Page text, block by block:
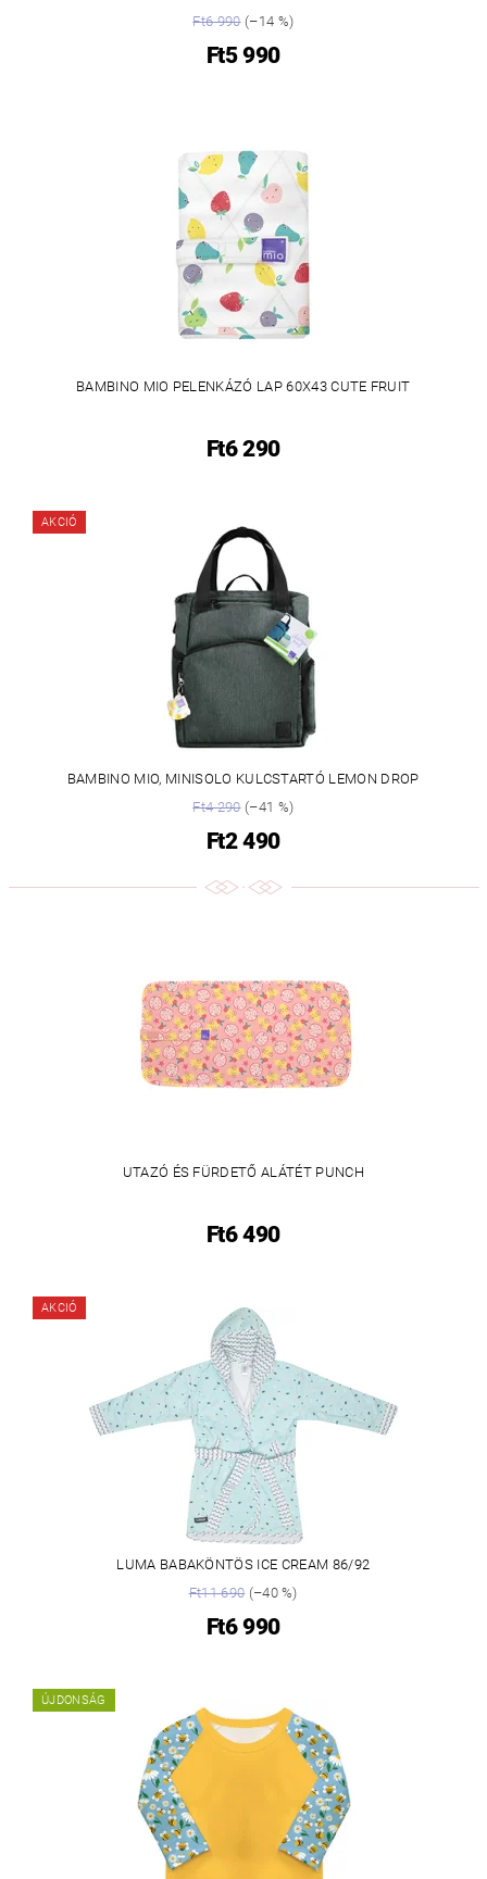
Ft6 990(–14 %)
Ft5 990
BAMBINO MIO PELENKÁZÓ LAP 60X43 CUTE FRUIT
Ft6 290
AKCIÓ
BAMBINO MIO, MINISOLO KULCSTARTÓ LEMON DROP
Ft4 290(–41 %)
Ft2 490
UTAZÓ ÉS FÜRDETŐ ALÁTÉT PUNCH
Ft6 490
AKCIÓ
LUMA BABAKÖNTÖS ICE CREAM 86/92
Ft11 690(–40 %)
Ft6 990
ÚJDONSÁG